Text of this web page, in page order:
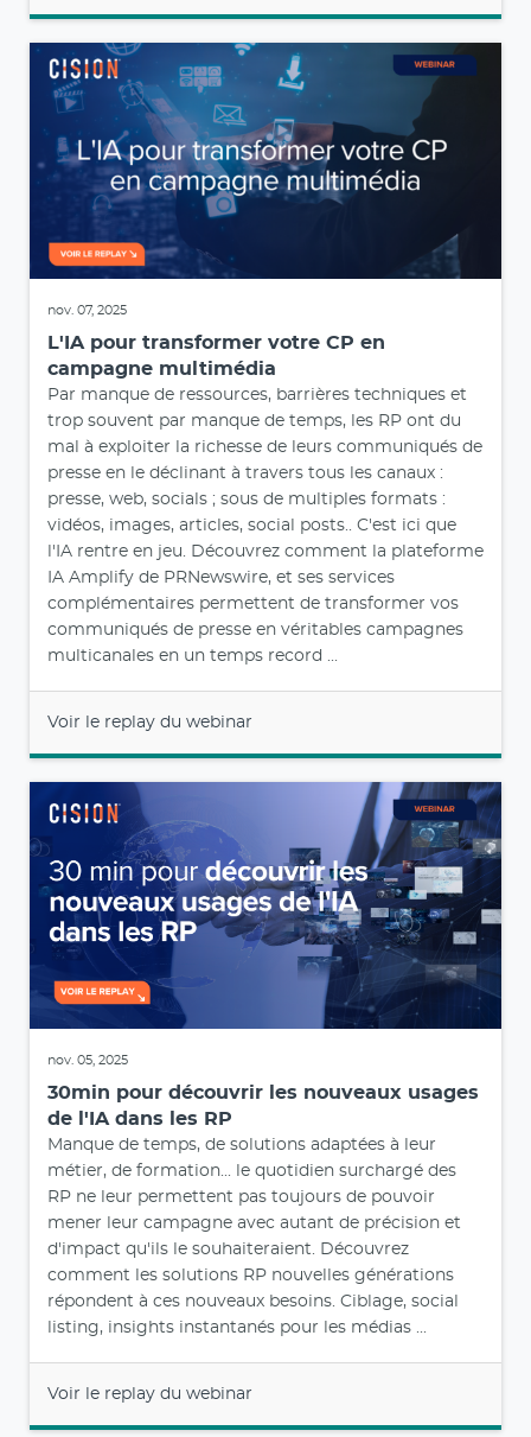
nov. 07, 2025
L'IA pour transformer votre CP en
campagne multimédia
Par manque de ressources, barrières techniques et
trop souvent par manque de temps, les RP ont du
mal à exploiter la richesse de leurs communiqués de
presse en le déclinant à travers tous les canaux :
presse, web, socials ; sous de multiples formats :
vidéos, images, articles, social posts.. C'est ici que
l'IA rentre en jeu. Découvrez comment la plateforme
IA Amplify de PRNewswire, et ses services
complémentaires permettent de transformer vos
communiqués de presse en véritables campagnes
multicanales en un temps record ...
Voir le replay du webinar
nov. 05, 2025
30min pour découvrir les nouveaux usages
de l'IA dans les RP
Manque de temps, de solutions adaptées à leur
métier, de formation... le quotidien surchargé des
RP ne leur permettent pas toujours de pouvoir
mener leur campagne avec autant de précision et
d'impact qu'ils le souhaiteraient. Découvrez
comment les solutions RP nouvelles générations
répondent à ces nouveaux besoins. Ciblage, social
listing, insights instantanés pour les médias ...
Voir le replay du webinar